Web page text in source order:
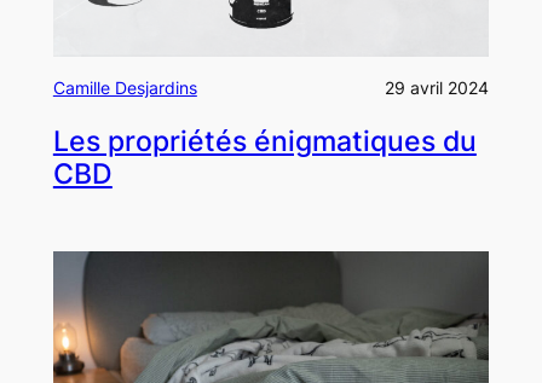
Camille Desjardins 29 avril 2024
Les propriétés énigmatiques du
CBD